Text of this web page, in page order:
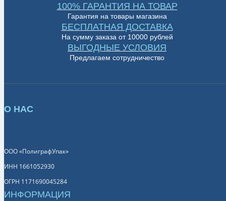
100% ГАРАНТИЯ НА ТОВАР
Гарантия на товары магазина
БЕСПЛАТНАЯ ДОСТАВКА
На сумму заказа от 10000 рублей
ВЫГОДНЫЕ УСЛОВИЯ
Предлагаем сотрудничество
О НАС
ООО «ПолиграфУпак»
ИНН 1661052930
ОГРН 1171690045284
ИНФОРМАЦИЯ